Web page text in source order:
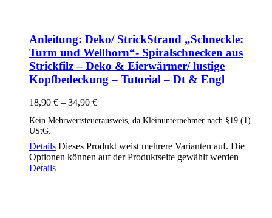
Anleitung: Deko/ StrickStrand „Schneckle:
Turm und Wellhorn“- Spiralschnecken aus
Strickfilz – Deko & Eierwärmer/ lustige
Kopfbedeckung – Tutorial – Dt & Engl
18,90 € – 34,90 €
Kein Mehrwertsteuerausweis, da Kleinunternehmer nach §19 (1)
UStG.
Details Dieses Produkt weist mehrere Varianten auf. Die
Optionen können auf der Produktseite gewählt werden
Details